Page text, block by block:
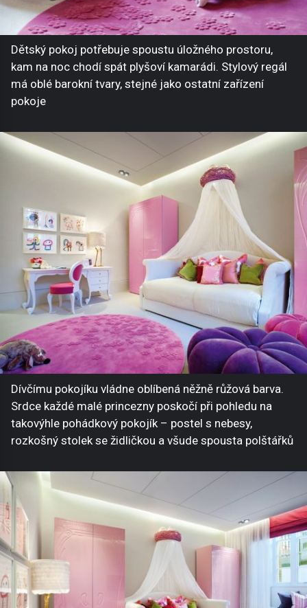
Dětský pokoj potřebuje spoustu úložného prostoru,
kam na noc chodí spát plyšoví kamarádi. Stylový regál
má oblé barokní tvary, stejné jako ostatní zařízení
pokoje
Dívčímu pokojíku vládne oblíbená něžně růžová barva.
Srdce každé malé princezny poskočí při pohledu na
takovýhle pohádkový pokojík – postel s nebesy,
rozkošný stolek se židličkou a všude spousta polštářků